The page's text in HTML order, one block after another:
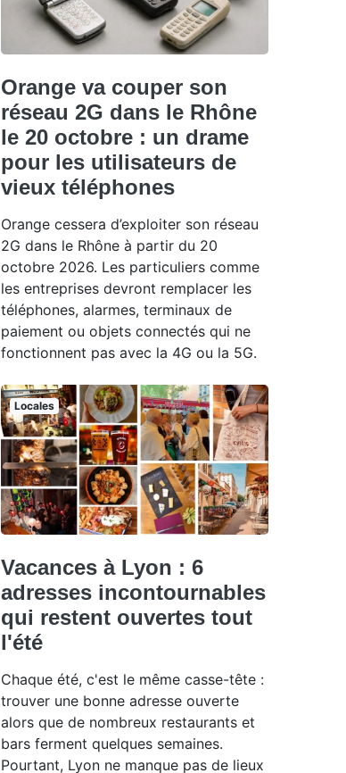
Orange va couper son
réseau 2G dans le Rhône
le 20 octobre : un drame
pour les utilisateurs de
vieux téléphones
Orange cessera d’exploiter son réseau
2G dans le Rhône à partir du 20
octobre 2026. Les particuliers comme
les entreprises devront remplacer les
téléphones, alarmes, terminaux de
paiement ou objets connectés qui ne
fonctionnent pas avec la 4G ou la 5G.
Locales
Vacances à Lyon : 6
adresses incontournables
qui restent ouvertes tout
l'été
Chaque été, c'est le même casse-tête :
trouver une bonne adresse ouverte
alors que de nombreux restaurants et
bars ferment quelques semaines.
Pourtant, Lyon ne manque pas de lieux